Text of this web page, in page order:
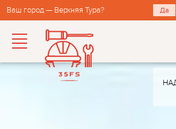
Ваш город — Верхняя Тура? Да